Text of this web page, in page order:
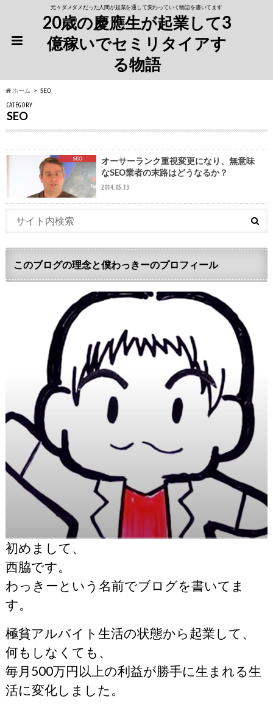
元々ダメダメだった人間が起業を通して変わっていく物語を書いてます
20歳の慶應生が起業して3
億稼いでセミリタイアす
る物語
ホーム SEO
CATEGORY
SEO
SEO
オーサーランク重視変更になり、無意味
なSEO業者の末路はどうなるか？
2014.05.13
このブログの理念と僕わっきーのプロフィール
初めまして、
西脇です。
わっきーという名前でブログを書いてま
す。
極貧アルバイト生活の状態から起業して、
何もしなくても、
毎月500万円以上の利益が勝手に生まれる生
活に変化しました。